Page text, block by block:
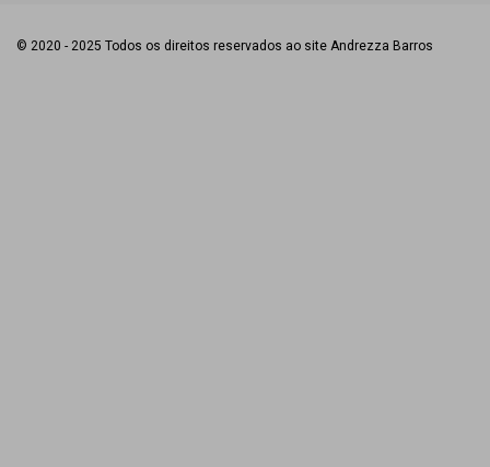
© 2020 - 2025 Todos os direitos reservados ao site Andrezza Barros